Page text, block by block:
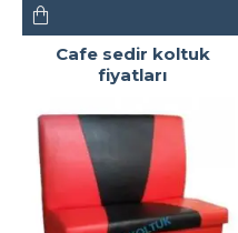
Cafe sedir koltuk
fiyatları